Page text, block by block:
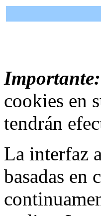
Importante:
cookies en
tendrán
La interfaz
basadas en